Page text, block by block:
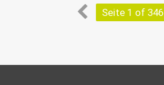
Seite 1 of 346